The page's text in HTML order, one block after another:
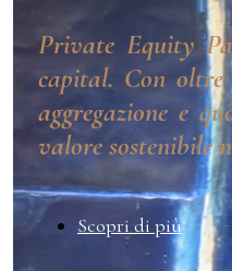
Private Equity
capital. Con oltre
aggregazione e
valore sostenibile
Scopri di più